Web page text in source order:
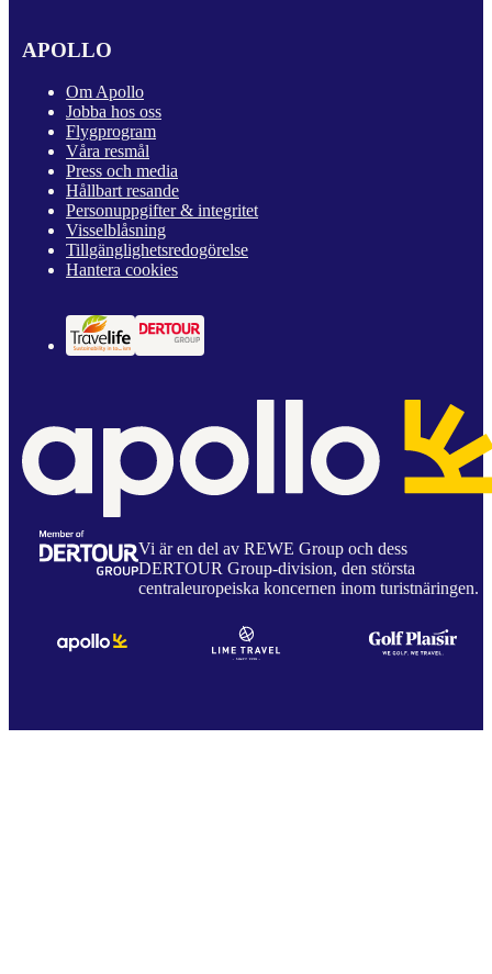
APOLLO
Om Apollo
Jobba hos oss
Flygprogram
Våra resmål
Press och media
Hållbart resande
Personuppgifter & integritet
Visselblåsning
Tillgänglighetsredogörelse
Hantera cookies
Vi är en del av REWE Group och dess
DERTOUR Group-division, den största
centraleuropeiska koncernen inom turistnäringen.